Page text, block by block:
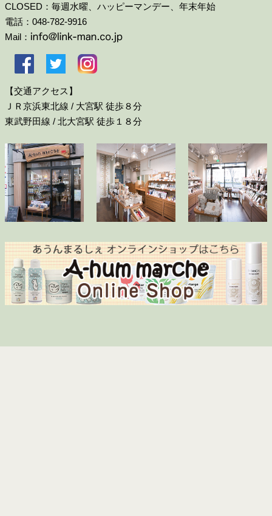
CLOSED：毎週水曜、ハッピーマンデー、年末年始
電話：048-782-9916
Mail：
【交通アクセス】
ＪＲ京浜東北線 / 大宮駅 徒歩８分
東武野田線 / 北大宮駅 徒歩１８分